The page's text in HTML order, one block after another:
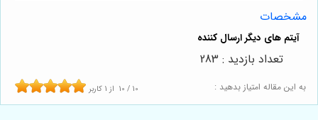
مشخصات
به این مقاله امتیاز بدهید : 10 / 10 از 1 کاربر
تعداد بازدید : 283